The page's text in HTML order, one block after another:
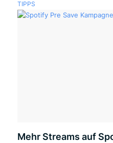
TIPPS
Mehr Streams auf